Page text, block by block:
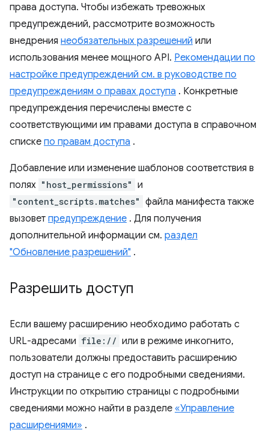
права доступа. Чтобы избежать тревожных
предупреждений, рассмотрите возможность
внедрения необязательных разрешений или
использования менее мощного API. Рекомендации по
настройке предупреждений см. в руководстве по
предупреждениям о правах доступа . Конкретные
предупреждения перечислены вместе с
соответствующими им правами доступа в справочном
списке по правам доступа .
Добавление или изменение шаблонов соответствия в
полях "host_permissions" и
"content_scripts.matches" файла манифеста также
вызовет предупреждение . Для получения
дополнительной информации см. раздел
"Обновление разрешений" .
Разрешить доступ
Если вашему расширению необходимо работать с
URL-адресами file:// или в режиме инкогнито,
пользователи должны предоставить расширению
доступ на странице с его подробными сведениями.
Инструкции по открытию страницы с подробными
сведениями можно найти в разделе «Управление
расширениями» .